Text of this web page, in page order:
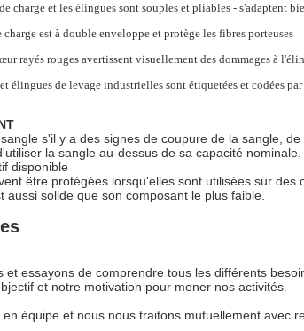
charge et les élingues sont souples et pliables - s'adaptent
est à double enveloppe et protège les fibres porteuses
rayés rouges avertissent visuellement des dommages à
élingues de levage industrielles sont étiquetées et codées
s'il y a des signes de coupure de la sangle,
la sangle au-dessus de sa capacité nominale.
disponible
être protégées lorsqu'elles sont utilisées sur
aussi solide que son composant le plus faible.
et essayons de comprendre tous les différents
et notre motivation pour mener nos activités.
en équipe et nous nous traitons mutuellement avec